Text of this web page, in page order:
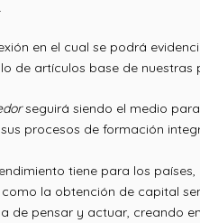
en el cual se podrá
de artículos base de nuestras
seguirá siendo el medio
procesos de formación
tiene para los
la obtención de capital
de pensar y actuar, creando